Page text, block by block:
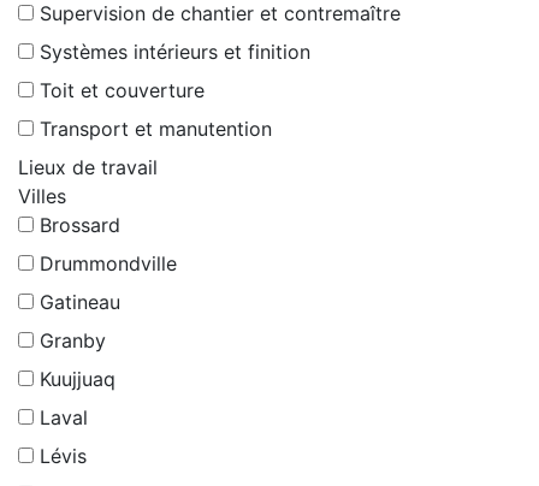
Supervision de chantier et contremaître
Systèmes intérieurs et finition
Toit et couverture
Transport et manutention
Lieux de travail
Villes
Brossard
Drummondville
Gatineau
Granby
Kuujjuaq
Laval
Lévis